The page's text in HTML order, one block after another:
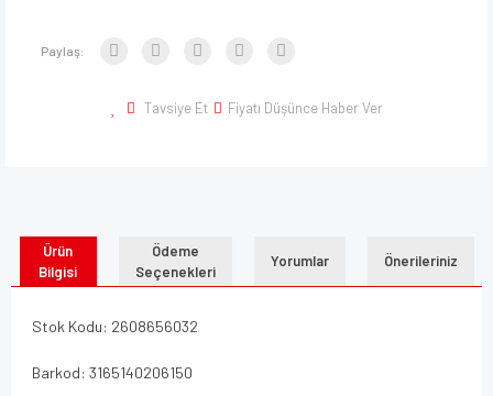
Paylaş:
Tavsiye Et Fiyatı Düşünce Haber Ver
Ürün
Bilgisi
Ödeme
Seçenekleri
Yorumlar Önerileriniz
Stok Kodu: 2608656032
Barkod: 3165140206150